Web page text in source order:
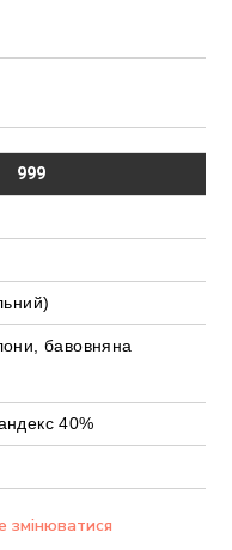
999
бавовняна
40%
змінюватися